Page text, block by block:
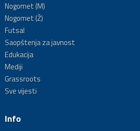
Nogomet (M)
Nogomet (Ž)
Futsal
Saopštenja za javnost
Edukacija
Mediji
Grassroots
Sve vijesti
Info